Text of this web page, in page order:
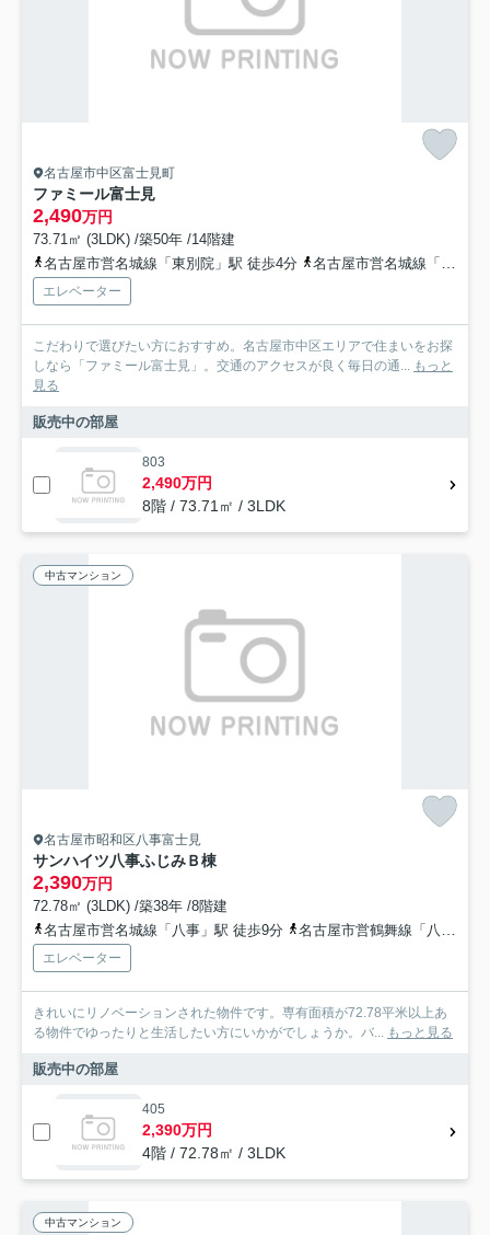
名古屋市中区富士見町
ファミール富士見
2,490万円
73.71㎡ (3LDK) /築50年 /14階建
名古屋市営名城線「東別院」駅 徒歩4分
名古屋市営名城線「上前津」駅 徒歩7分
エレベーター
こだわりで選びたい方におすすめ。名古屋市中区エリアで住まいをお探
しなら「ファミール富士見」。交通のアクセスが良く毎日の通... もっと
見る
販売中の部屋
803
2,490万円
8階 / 73.71㎡ / 3LDK
中古マンション
名古屋市昭和区八事富士見
サンハイツ八事ふじみＢ棟
2,390万円
72.78㎡ (3LDK) /築38年 /8階建
名古屋市営名城線「八事」駅 徒歩9分
名古屋市営鶴舞線「八事」駅 徒歩9分
エレベーター
きれいにリノベーションされた物件です。専有面積が72.78平米以上あ
る物件でゆったりと生活したい方にいかがでしょうか。バ... もっと見る
販売中の部屋
405
2,390万円
4階 / 72.78㎡ / 3LDK
中古マンション